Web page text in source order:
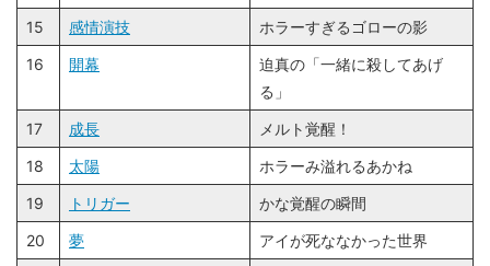
15
感情演技
ホラーすぎるゴローの影
16
開幕
迫真の「一緒に殺してあげ
る」
17
成長
メルト覚醒！
18
太陽
ホラーみ溢れるあかね
19
トリガー
かな覚醒の瞬間
20
夢
アイが死ななかった世界